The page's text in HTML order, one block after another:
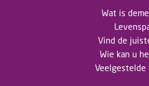
Wat is
Vind de
Wie kan u
Veelgestelde